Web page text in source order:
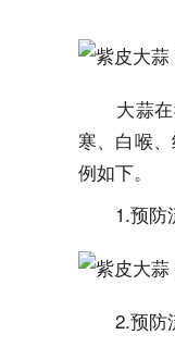
大蒜在
寒、白喉
例如下。
1.预防流
2.预防流